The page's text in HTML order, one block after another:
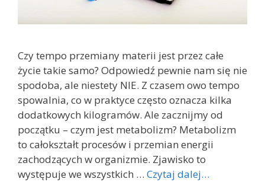
Czy tempo przemiany materii jest przez całe
życie takie samo? Odpowiedź pewnie nam się nie
spodoba, ale niestety NIE. Z czasem owo tempo
spowalnia, co w praktyce często oznacza kilka
dodatkowych kilogramów. Ale zacznijmy od
początku – czym jest metabolizm? Metabolizm
to całokształt procesów i przemian energii
zachodzących w organizmie. Zjawisko to
występuje we wszystkich … Czytaj dalej…